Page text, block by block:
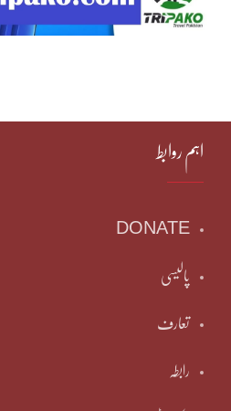
اہم روابط
DONATE
پالیسی
تعارف
رابطہ